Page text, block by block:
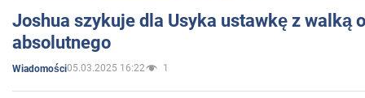
Joshua szykuje dla Usyka ustawkę z walką
absolutnego
Wiadomości05.03.2025 16:22 1